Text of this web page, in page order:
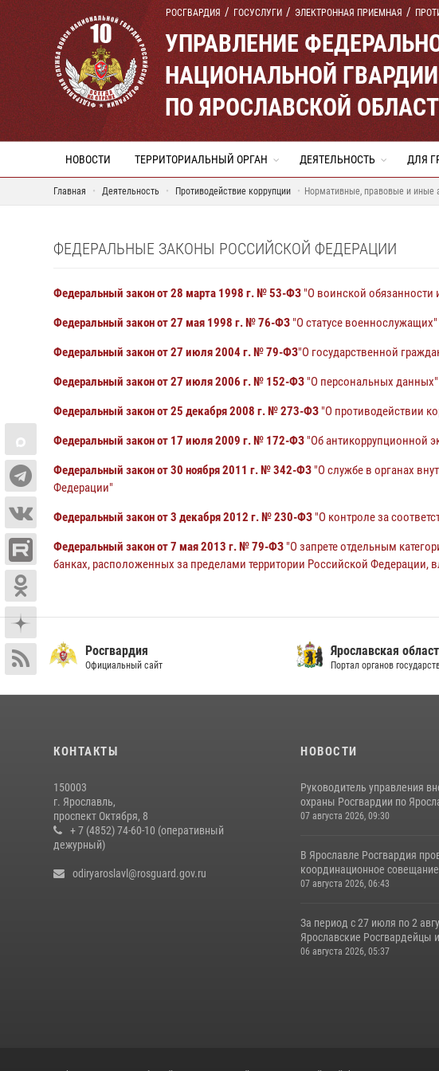
РОСГВАРДИЯ ГОСУСЛУГИ ЭЛЕКТРОННАЯ ПРИЕМНАЯ
УПРАВЛЕНИЕ
НАЦИОНАЛЬНОЙ
ПО ЯРОСЛАВСКОЙ
НОВОСТИ ТЕРРИТОРИАЛЬНЫЙ ОРГАН ДЕЯТЕЛЬНОСТЬ ДЛЯ
Главная Деятельность Противодействие коррупции Нормативные, правовые и иные
ФЕДЕРАЛЬНЫЕ ЗАКОНЫ РОССИЙСКОЙ ФЕДЕРАЦИИ
Федеральный закон от 28 марта 1998 г. № 53-ФЗ "О воинской обязанности
Федеральный закон от 27 мая 1998 г. № 76-ФЗ "О статусе военнослужащих"
Федеральный закон от 27 июля 2004 г. № 79-ФЗ"О государственной
Федеральный закон от 27 июля 2006 г. № 152-ФЗ "О персональных данных"
Федеральный закон от 25 декабря 2008 г. № 273-ФЗ "О противодействии
Федеральный закон от 17 июля 2009 г. № 172-ФЗ "Об антикоррупционной
Федеральный закон от 30 ноября 2011 г. № 342-ФЗ "О службе в органах
Федерации"
Федеральный закон от 3 декабря 2012 г. № 230-ФЗ "О контроле за
Федеральный закон от 7 мая 2013 г. № 79-ФЗ "О запрете отдельным
банках, расположенных за пределами территории Российской
Росгвардия
Официальный сайт
Ярославская
Портал органов
КОНТАКТЫ
150003
г. Ярославль,
проспект Октября, 8
+ 7 (4852) 74-60-10 (оперативный
дежурный)
odiryaroslavl@rosguard.gov.ru
НОВОСТИ
Руководитель управления
охраны Росгвардии по
07 августа 2026, 09:30
В Ярославле Росгвардия
координационное
07 августа 2026, 06:43
За период с 27 июля по 2
Ярославские Росгвардейцы
06 августа 2026, 05:37